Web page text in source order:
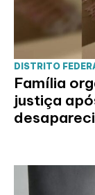
DISTRITO
Família
justiça